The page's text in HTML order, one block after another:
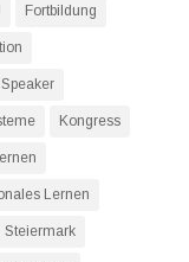
Fortbildung
Kongress
Lernen
Steiermark